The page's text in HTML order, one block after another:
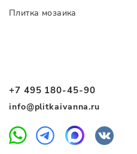
+7 495 180-45-90
info@plitkaivanna.ru
Плитка мозаика